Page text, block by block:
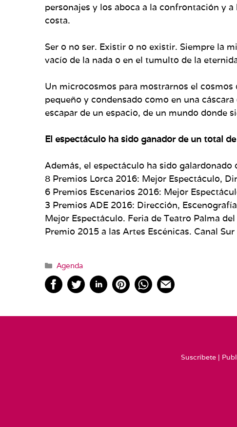
personajes y los aboca a la confrontación y
costa.
Ser o no ser. Existir o no existir. Siempre la
vacío de la nada o en el tumulto de la
Un microcosmos para mostrarnos el
pequeño y condensado como en una
escapar de un espacio, de un mundo donde
El espectáculo ha sido ganador de un total
Además, el espectáculo ha sido
8 Premios Lorca 2016: Mejor Espectáculo,
6 Premios Escenarios 2016: Mejor
3 Premios ADE 2016: Dirección,
Mejor Espectáculo. Feria de Teatro Palma
Premio 2015 a las Artes Escénicas. Canal Sur
Categorías
Agenda
Suscríbete|